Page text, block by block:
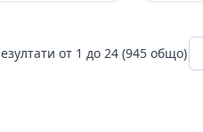
от 1 до 24 (945 общо)